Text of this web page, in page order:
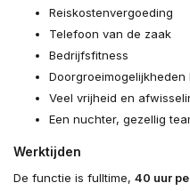
Reiskostenvergoeding
Telefoon van de zaak
Bedrijfsfitness
Veel vrijheid en
Een nuchter, gezellig
Werktijden
De functie is fulltime, 40 uur